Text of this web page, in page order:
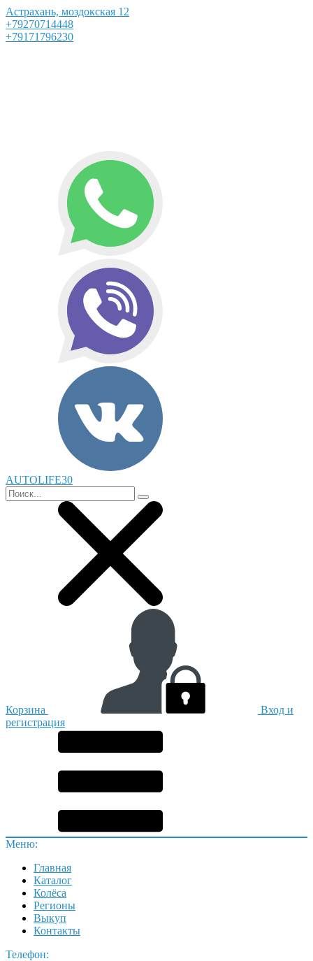
Астрахань, моздокская 12
+79270714448
+79171796230
AUTOLIFE30
Корзина
Вход и
регистрация
Меню:
Главная
Каталог
Колёса
Регионы
Выкуп
Контакты
Телефон: